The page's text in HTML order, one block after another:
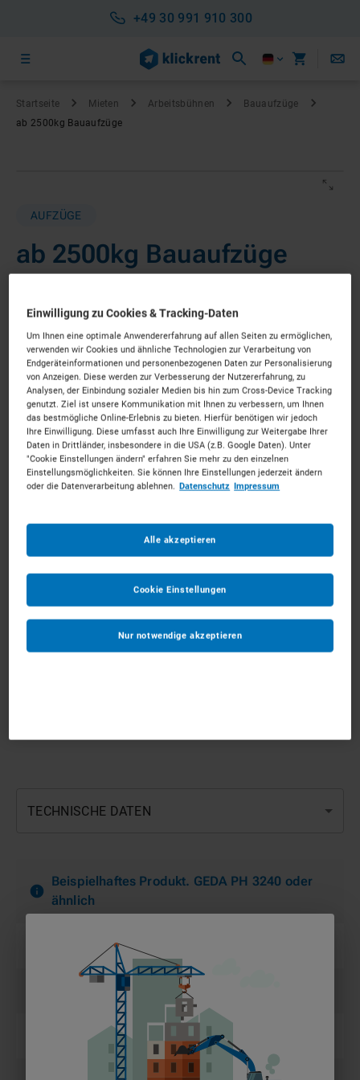
+49 30 991 910 300
Startseite Mieten Arbeitsbühnen
Bauaufzüge
ab 2500kg Bauaufzüge
AUFZÜGE
ab 2500kg Bauaufzüge
SOFORT LIEFERBAR
Individuelle Ausstattung erfolgt im nächsten Schritt
Ab dem*
Bis zum*
1
TECHNISCHE DATEN
Beispielhaftes Produkt. GEDA PH 3240 oder
ähnlich
Eigengewicht (kg)
Eigengewicht (t)
Ladeflächenbreite (m)
Einwilligung zu Cookies & Tracking-Daten
Um Ihnen eine optimale Anwendererfahrung auf allen Seiten zu ermöglichen,
verwenden wir Cookies und ähnliche Technologien zur Verarbeitung von
Endgeräteinformationen und personenbezogenen Daten zur Personalisierung
von Anzeigen. Diese werden zur Verbesserung der Nutzererfahrung, zu
Analysen, der Einbindung sozialer Medien bis hin zum Cross-Device Tracking
genutzt. Ziel ist unsere Kommunikation mit Ihnen zu verbessern, um Ihnen
das bestmögliche Online-Erlebnis zu bieten. Hierfür benötigen wir jedoch
Ihre Einwilligung. Diese umfasst auch Ihre Einwilligung zur Weitergabe Ihrer
Daten in Drittländer, insbesondere in die USA (z.B. Google Daten). Unter
"Cookie Einstellungen ändern" erfahren Sie mehr zu den einzelnen
Einstellungsmöglichkeiten. Sie können Ihre Einstellungen jederzeit ändern
oder die Datenverarbeitung ablehnen. Datenschutz Impressum
Nur notwendige akzeptieren
Alle akzeptieren
Cookie Einstellungen